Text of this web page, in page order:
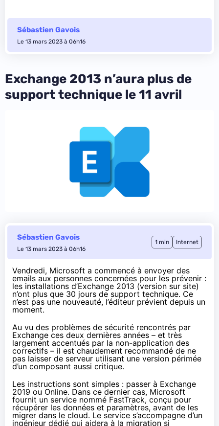
Sébastien Gavois
Le 13 mars 2023 à 06h16
Exchange 2013 n’aura plus de
support technique le 11 avril
Sébastien Gavois
Le 13 mars 2023 à 06h16
1 min Internet
Vendredi, Microsoft a commencé à envoyer des
emails aux personnes concernées pour les prévenir :
les installations d’Exchange 2013 (version sur site)
n’ont plus que 30 jours de support technique. Ce
n’est pas une nouveauté, l’éditeur prévient depuis un
moment.
Au vu des problèmes de sécurité rencontrés par
Exchange ces deux dernières années – et très
largement accentués par la non-application des
correctifs – il est chaudement recommandé de ne
pas laisser de serveur utilisant une version périmée
d’un composant aussi critique.
Les instructions sont simples : passer à Exchange
2019 ou Online. Dans ce dernier cas, Microsoft
fournit un service nommé FastTrack, conçu pour
récupérer les données et paramètres, avant de les
migrer dans le cloud. Le service s’accompagne d’un
ingénieur dédié qui aidera à la migration si